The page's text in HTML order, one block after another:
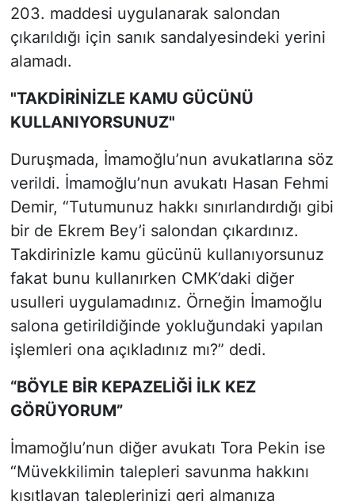
203. maddesi uygulanarak salondan
çıkarıldığı için sanık sandalyesindeki yerini
alamadı.
"TAKDİRİNİZLE KAMU GÜCÜNÜ
KULLANIYORSUNUZ"
Duruşmada, İmamoğlu’nun avukatlarına söz
verildi. İmamoğlu’nun avukatı Hasan Fehmi
Demir, “Tutumunuz hakkı sınırlandırdığı gibi
bir de Ekrem Bey’i salondan çıkardınız.
Takdirinizle kamu gücünü kullanıyorsunuz
fakat bunu kullanırken CMK’daki diğer
usulleri uygulamadınız. Örneğin İmamoğlu
salona getirildiğinde yokluğundaki yapılan
işlemleri ona açıkladınız mı?” dedi.
“BÖYLE BİR KEPAZELİĞİ İLK KEZ
GÖRÜYORUM”
İmamoğlu’nun diğer avukatı Tora Pekin ise
“Müvekkilimin talepleri savunma hakkını
kısıtlayan taleplerinizi geri almanıza